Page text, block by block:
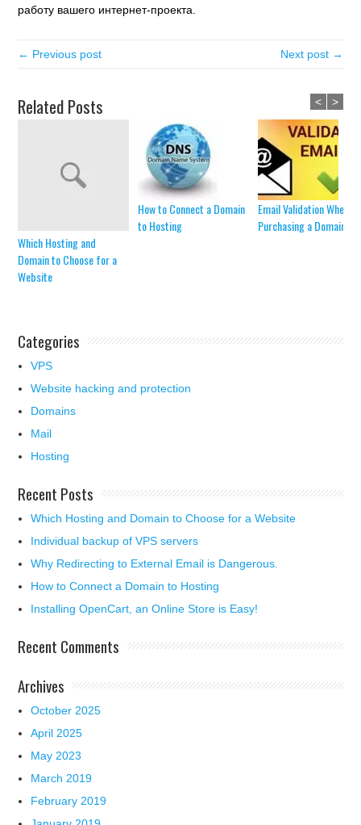
работу вашего интернет-проекта.
← Previous post Next post →
Related Posts
Which Hosting and
Domain to Choose for a
Website
How to Connect a Domain
to Hosting
Email Validation When
Purchasing a Domain
< >
Categories
VPS
Website hacking and protection
Domains
Mail
Hosting
Recent Posts
Which Hosting and Domain to Choose for a Website
Individual backup of VPS servers
Why Redirecting to External Email is Dangerous.
How to Connect a Domain to Hosting
Installing OpenCart, an Online Store is Easy!
Recent Comments
Archives
October 2025
April 2025
May 2023
March 2019
February 2019